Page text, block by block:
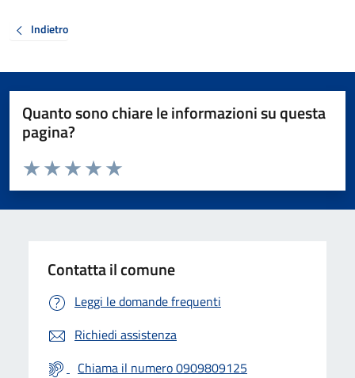
Indietro
Quanto sono chiare le informazioni su questa
pagina?
Valuta da 1 a 5 stelle la pagina
Valuta 5 stelle su 5
Valuta 4 stelle su 5
Valuta 3 stelle su 5
Valuta 2 stelle su 5
Valuta 1 stelle su 5
Contatta il comune
Leggi le domande frequenti
Richiedi assistenza
Chiama il numero 0909809125